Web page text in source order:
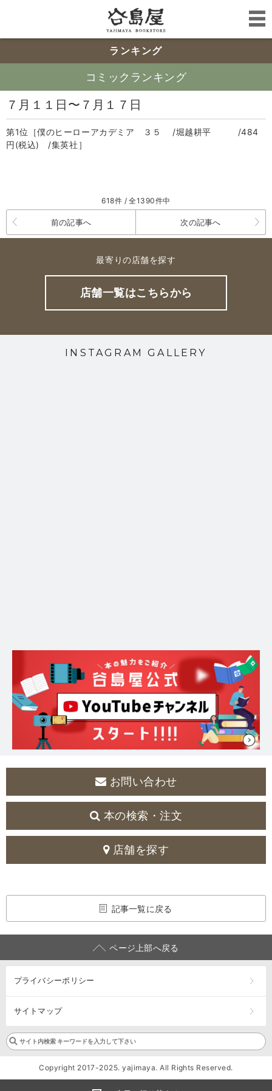
ランキング
コミックランキング
７月１１日〜７月１７日
第1位［僕のヒーローアカデミア ３５ /堀越耕平 /484
円(税込) /集英社］
618件 / 全1390件中
前の記事へ 次の記事へ
最寄りの店舗を探す
店舗一覧はこちらから
INSTAGRAM GALLERY
お問い合わせ
本の検索・注文
店舗を探す
記事一覧に戻る
ページ上部へ戻る
プライバシーポリシー
サイトマップ
Copyright 2017-2025. yajimaya. All Rights Reserved.